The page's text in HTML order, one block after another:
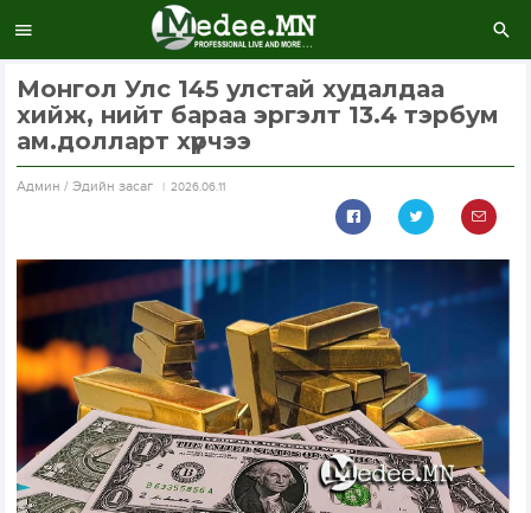
Монгол Улс 145 улстай худалдаа
хийж, нийт бараа эргэлт 13.4 тэрбум
ам.долларт хүрчээ
Aдмин / Эдийн засаг 2026.06.11